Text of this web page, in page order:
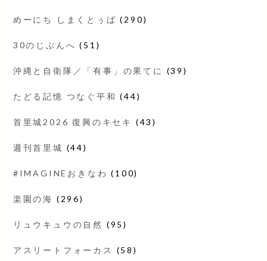
めーにち しまくとぅば (290)
30のじぶんへ (51)
沖縄と自衛隊／「有事」の果てに (39)
たどる記憶 つなぐ平和 (44)
首里城2026 復興のキセキ (43)
週刊首里城 (44)
#IMAGINEおきなわ (100)
楽園の海 (296)
リュウキュウの自然 (95)
アスリートフォーカス (58)